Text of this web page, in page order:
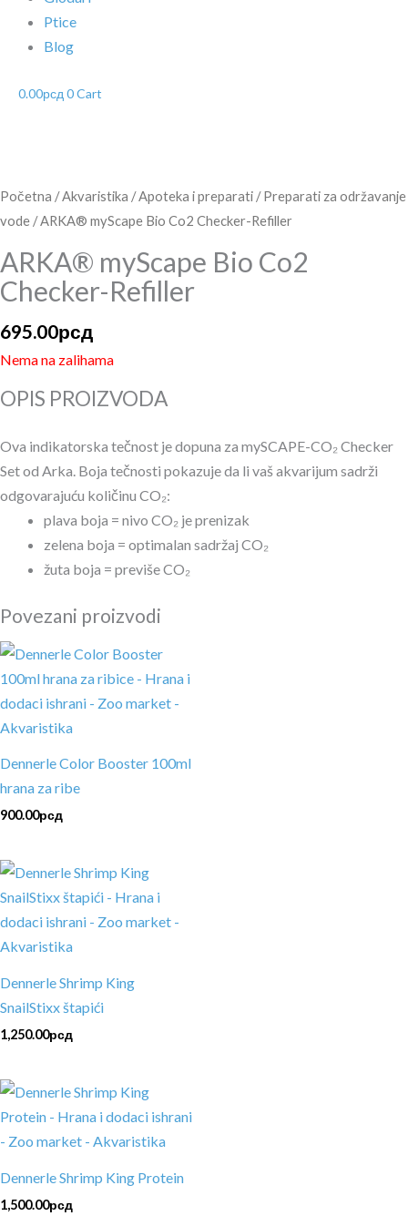
Ptice
Blog
0.00рсд 0Cart
Početna /Akvaristika /Apoteka i preparati /Preparati za održavanje
vode / ARKA® myScape Bio Co2 Checker-Refiller
ARKA® myScape Bio Co2
Checker-Refiller
695.00рсд
Nema na zalihama
OPIS PROIZVODA
Ova indikatorska tečnost je dopuna za mySCAPE-CO₂ Checker
Set od Arka. Boja tečnosti pokazuje da li vaš akvarijum sadrži
odgovarajuću količinu CO₂:
plava boja = nivo CO₂ je prenizak
zelena boja = optimalan sadržaj CO₂
žuta boja = previše CO₂
Povezani proizvodi
Dennerle Color Booster 100ml
hrana za ribe
900.00рсд
Dennerle Shrimp King
SnailStixx štapići
1,250.00рсд
Dennerle Shrimp King Protein
1,500.00рсд